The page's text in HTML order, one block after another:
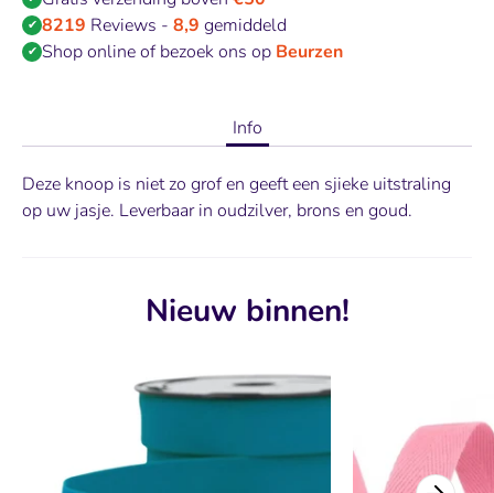
✔ 8219 Reviews - 8,9 gemiddeld
✔ Shop online of bezoek ons op Beurzen
Info
Deze knoop is niet zo grof en geeft een sjieke uitstraling
op uw jasje. Leverbaar in oudzilver, brons en goud.
Nieuw binnen!